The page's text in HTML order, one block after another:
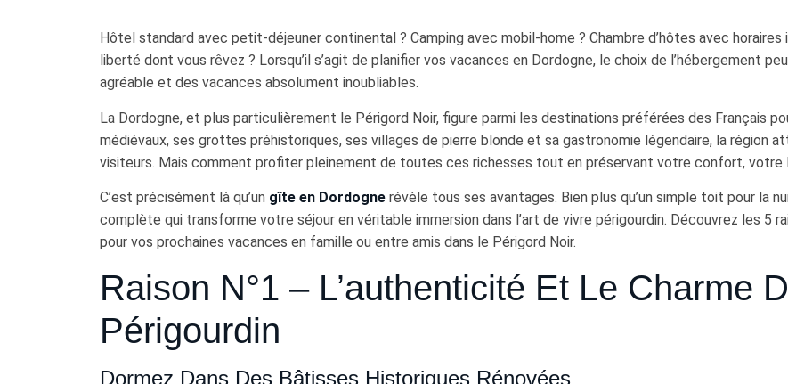
Hôtel standard avec petit-déjeuner continental ? Camping avec mobil-home ? Chambre d’hôtes avec
liberté dont vous rêvez ? Lorsqu’il s’agit de planifier vos vacances en Dordogne, le choix de l’hébergement
agréable et des vacances absolument inoubliables.
La Dordogne, et plus particulièrement le Périgord Noir, figure parmi les destinations préférées des Français
médiévaux, ses grottes préhistoriques, ses villages de pierre blonde et sa gastronomie légendaire, la région
visiteurs. Mais comment profiter pleinement de toutes ces richesses tout en préservant votre confort,
C’est précisément là qu’un gîte en Dordogne révèle tous ses avantages. Bien plus qu’un simple toit pour la
complète qui transforme votre séjour en véritable immersion dans l’art de vivre périgourdin. Découvrez les 5
pour vos prochaines vacances en famille ou entre amis dans le Périgord Noir.
Raison N°1 – L’authenticité Et Le Charme
Périgourdin
Dormez Dans Des Bâtisses Historiques Rénovées